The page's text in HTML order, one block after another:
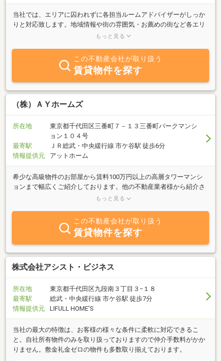
当社では、エリアに囚われずに各担当ルームアドバイザーがしっか
りと対応致します。地域情報や街の雰囲気・お薦めの街など各エリ
アに精通したスタッフがアドバイス致します。お時間がなかなか作
ることも可能なので、ご自宅に居ながら業者間の最新情報を誰より
も早く入手できます。インターネットが普及していますので、以前
のように何軒も不動産会社を回る必要が無いのでお客様の貴重なお
時間を無駄にしません。お客様一人一人のニーズをとらえ、部屋探
し⇒案内⇒契約⇒入居まで真心を持ってしっかりサポート致します
ので、お部屋探しは是非アーバンフォースにお任せ下さい。
もっと見る
この不動産会社が取り扱う
賃貸物件を探す
（株）ＡＹホームズ
所在地
東京都千代田区三番町７－１３三番町パークマンシ
ョン１０４号
最寄駅
ＪＲ総武・中央緩行線 市ケ谷駅 徒歩6分
情報提供元
アットホーム
希少な高級物件のお部屋から賃料100万円以上の高層タワーマンシ
ョンまで幅広くご紹介しております。他の不動産業者様から紹介さ
れている物件も当社のご紹介で契約条件を交渉させていただける場
料などご相談可能です。※弊社でご契約の場合、全物件ご契約金を
クレジットカード払い可能です。
もっと見る
この不動産会社が取り扱う
賃貸物件を探す
株式会社アシスト・ビジネス
所在地
東京都千代田区九段南３丁目３−１８
最寄駅
総武・中央緩行線 市ケ谷駅 徒歩7分
情報提供元
LIFULL HOME'S
当社の最大の特徴は、お客様の様々な条件に柔軟に対応できるこ
と。自社所有物件のみを取り扱っておりますので仲介手数料がかか
りません。敷金礼金ゼロの物件も多数取り揃えております。